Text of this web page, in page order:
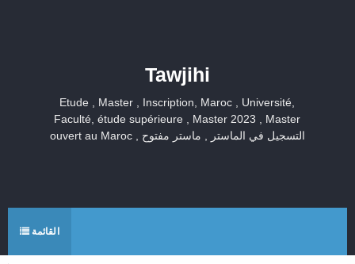
Tawjihi
Etude , Master , Inscription, Maroc , Université,
Faculté, étude supérieure , Master 2023 , Master
ouvert au Maroc , التسجيل في الماستر , ماستر مفتوح
القائمة